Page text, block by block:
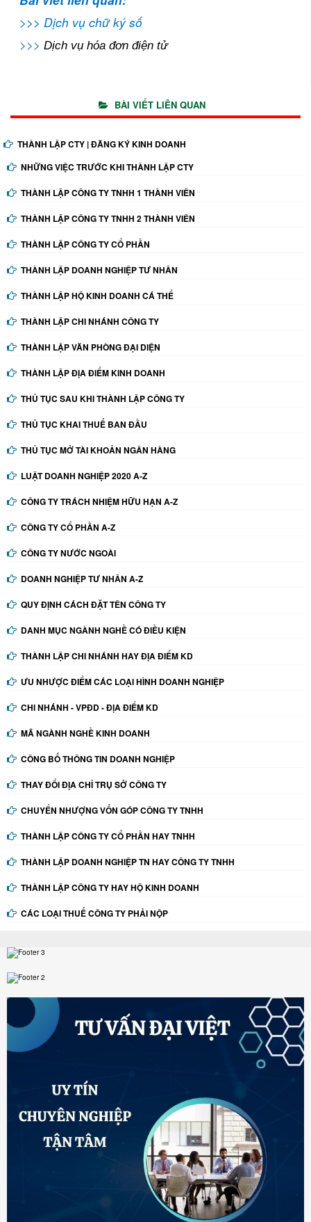
>>> Dịch vụ chữ ký số
>>> Dịch vụ hóa đơn điện tử
BÀI VIẾT LIÊN QUAN
THÀNH LẬP CTY | ĐĂNG KÝ KINH DOANH
NHỮNG VIỆC TRƯỚC KHI THÀNH LẬP CTY
THÀNH LẬP CÔNG TY TNHH 1 THÀNH VIÊN
THÀNH LẬP CÔNG TY TNHH 2 THÀNH VIÊN
THÀNH LẬP CÔNG TY CỔ PHẦN
THÀNH LẬP DOANH NGHIỆP TƯ NHÂN
THÀNH LẬP HỘ KINH DOANH CÁ THỂ
THÀNH LẬP CHI NHÁNH CÔNG TY
THÀNH LẬP VĂN PHÒNG ĐẠI DIỆN
THÀNH LẬP ĐỊA ĐIỂM KINH DOANH
THỦ TỤC SAU KHI THÀNH LẬP CÔNG TY
THỦ TỤC KHAI THUẾ BAN ĐẦU
THỦ TỤC MỞ TÀI KHOẢN NGÂN HÀNG
LUẬT DOANH NGHIỆP 2020 A-Z
CÔNG TY TRÁCH NHIỆM HỮU HẠN A-Z
CÔNG TY CỔ PHẦN A-Z
CÔNG TY NƯỚC NGOÀI
DOANH NGHIỆP TƯ NHÂN A-Z
QUY ĐỊNH CÁCH ĐẶT TÊN CÔNG TY
DANH MỤC NGÀNH NGHỀ CÓ ĐIỀU KIỆN
THÀNH LẬP CHI NHÁNH HAY ĐỊA ĐIỂM KD
ƯU NHƯỢC ĐIỂM CÁC LOẠI HÌNH DOANH NGHIỆP
CHI NHÁNH - VPĐD - ĐỊA ĐIỂM KD
MÃ NGÀNH NGHỀ KINH DOANH
CÔNG BỐ THÔNG TIN DOANH NGHIỆP
THAY ĐỔI ĐỊA CHỈ TRỤ SỞ CÔNG TY
CHUYỂN NHƯỢNG VỐN GÓP CÔNG TY TNHH
THÀNH LẬP CÔNG TY CỔ PHẦN HAY TNHH
THÀNH LẬP DOANH NGHIỆP TN HAY CÔNG TY TNHH
THÀNH LẬP CÔNG TY HAY HỘ KINH DOANH
CÁC LOẠI THUẾ CÔNG TY PHẢI NỘP